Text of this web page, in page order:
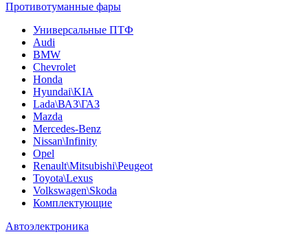
Противотуманные фары
Универсальные ПТФ
Audi
BMW
Chevrolet
Honda
Hyundai\KIA
Lada\ВАЗ\ГАЗ
Mazda
Mercedes-Benz
Nissan\Infinity
Opel
Renault\Mitsubishi\Peugeot
Toyota\Lexus
Volkswagen\Skoda
Комплектующие
Автоэлектроника